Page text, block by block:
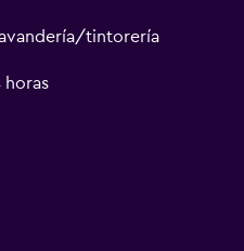
tintorería
horas